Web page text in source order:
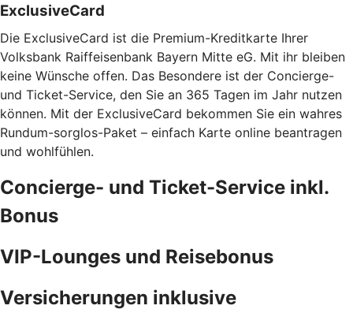
ExclusiveCard
Die ExclusiveCard ist die Premium-Kreditkarte Ihrer
Volksbank Raiffeisenbank Bayern Mitte eG. Mit ihr bleiben
keine Wünsche offen. Das Besondere ist der Concierge-
und Ticket-Service, den Sie an 365 Tagen im Jahr nutzen
können. Mit der ExclusiveCard bekommen Sie ein wahres
Rundum-sorglos-Paket – einfach Karte online beantragen
und wohlfühlen.
Concierge- und Ticket-Service inkl.
Bonus
VIP-Lounges und Reisebonus
Versicherungen inklusive